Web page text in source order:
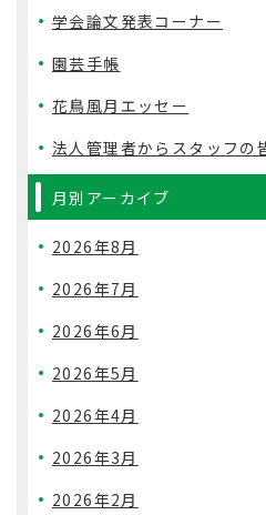
学会論文発表コーナー
園芸手帳
花鳥風月エッセー
法人管理者からスタッフの
月別アーカイブ
2026年8月
2026年7月
2026年6月
2026年5月
2026年4月
2026年3月
2026年2月